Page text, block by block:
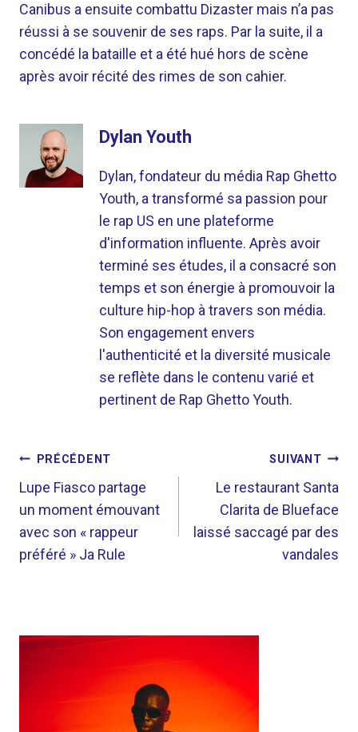
Canibus a ensuite combattu Dizaster mais n’a pas
réussi à se souvenir de ses raps. Par la suite, il a
concédé la bataille et a été hué hors de scène
après avoir récité des rimes de son cahier.
Dylan Youth
Dylan, fondateur du média Rap Ghetto
Youth, a transformé sa passion pour
le rap US en une plateforme
d'information influente. Après avoir
terminé ses études, il a consacré son
temps et son énergie à promouvoir la
culture hip-hop à travers son média.
Son engagement envers
l'authenticité et la diversité musicale
se reflète dans le contenu varié et
pertinent de Rap Ghetto Youth.
NAVIGATION
DE
L’ARTICLE
PRÉCÉDENT
Lupe Fiasco partage
un moment émouvant
avec son « rappeur
préféré » Ja Rule
SUIVANT
Le restaurant Santa
Clarita de Blueface
laissé saccagé par des
vandales